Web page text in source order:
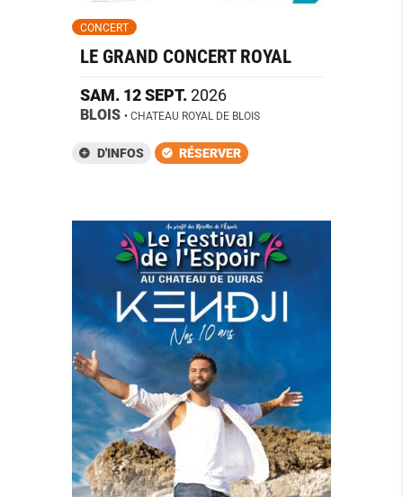
CONCERT
LE GRAND CONCERT ROYAL
SAM. 12SEPT.2026
BLOIS • CHATEAU ROYAL DE BLOIS
D'INFOS RÉSERVER